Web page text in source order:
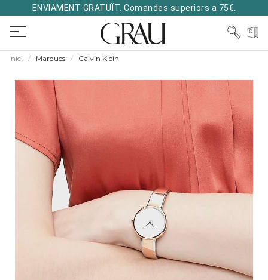
ENVIAMENT GRATUÏT. Comandes superiors a 75€.
Inici Marques Calvin Klein